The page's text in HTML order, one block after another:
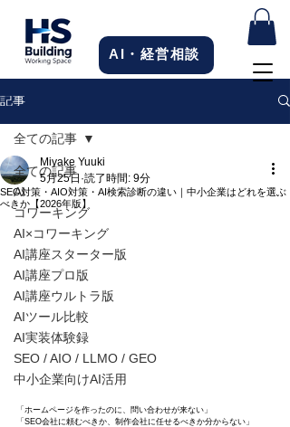
AI・経営相談
記事
全ての記事
AI
コワーキング
AI×コワーキング
AI講座スターター版
AI講座プロ版
AI講座ウルトラ版
AIツール比較
AI実装体験録
SEO / AIO / LLMO / GEO
中小企業向けAI活用
全ての記事
SEO対策・AIO対策・AI検索診断の違い｜中小企業はどれを選ぶ
べきか【2026年版】
Miyake Yuuki
5月25日 読了時間: 9分
「ホームページを作ったのに、問い合わせが来ない」
「SEO会社に頼むべきか、制作会社に任せるべきか分からない」